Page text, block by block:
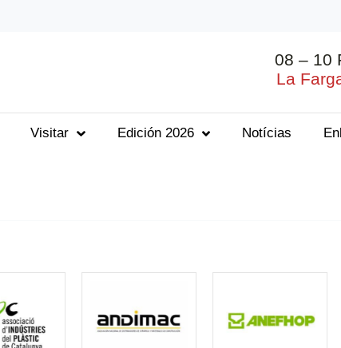
08 – 10
La
Visitar Edición 2026 Notícias